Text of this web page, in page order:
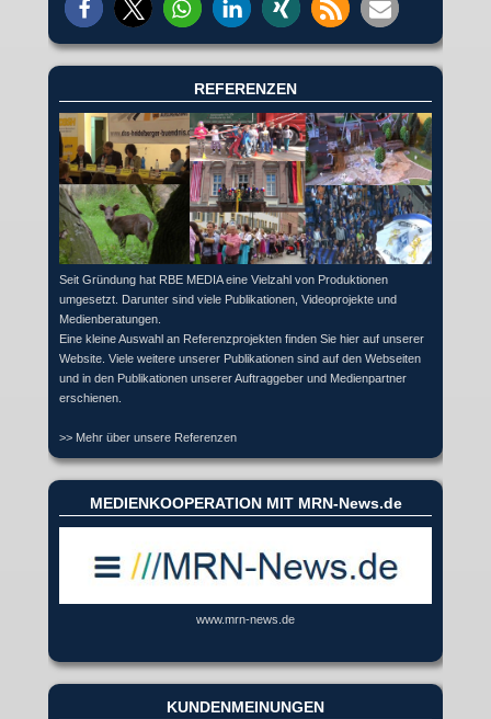
REFERENZEN
Seit Gründung hat RBE MEDIA eine Vielzahl von Produktionen
umgesetzt. Darunter sind viele Publikationen, Videoprojekte und
Medienberatungen.
Eine kleine Auswahl an Referenzprojekten finden Sie hier auf unserer
Website. Viele weitere unserer Publikationen sind auf den Webseiten
und in den Publikationen unserer Auftraggeber und Medienpartner
erschienen.
>> Mehr über unsere Referenzen
MEDIENKOOPERATION MIT MRN-News.de
www.mrn-news.de
KUNDENMEINUNGEN